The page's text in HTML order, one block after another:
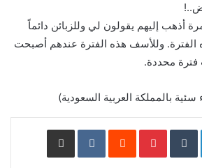
أذهب إليهم يقولون لي وللزبائن دائماً
وللأسف هذه الفترة عندهم أصبحت
محددة.
بالمملكة العربية السعودية)
LinkedIn
Pinterest مشاركة عبر البريد